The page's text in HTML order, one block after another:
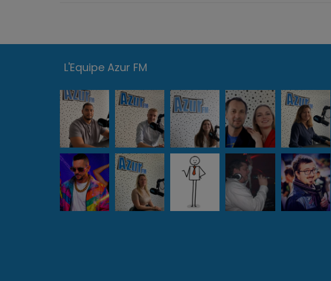
L'Equipe Azur FM